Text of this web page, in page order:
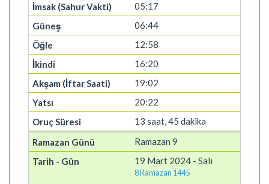
05:17
06:44
12:58
16:20
19:02
20:22
13 saat, 45 dakika
Ramazan 9
19 Mart 2024 - Salı
8 Ramazan 1445